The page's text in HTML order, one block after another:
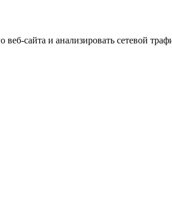
сайта и анализировать сетевой